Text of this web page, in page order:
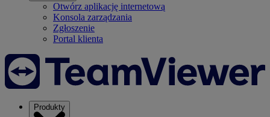
Otwórz aplikację internetową
Konsola zarządzania
Zgłoszenie
Portal klienta
Produkty